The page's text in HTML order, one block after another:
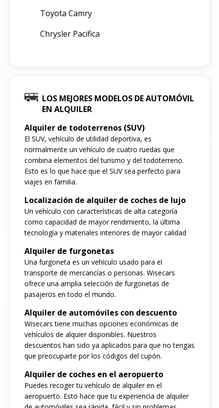
Toyota Camry
Chrysler Pacifica
LOS MEJORES MODELOS DE AUTOMÓVIL
EN ALQUILER
Alquiler de todoterrenos (SUV)
El SUV, vehículo de utilidad deportiva, es
normalmente un vehículo de cuatro ruedas que
combina elementos del turismo y del todoterreno.
Esto es lo que hace que el SUV sea perfecto para
viajes en familia.
Localización de alquiler de coches de lujo
Un vehículo con características de alta categoría
como capacidad de mayor rendimiento, la última
tecnología y materiales interiores de mayor calidad
Alquiler de furgonetas
Una furgoneta es un vehículo usado para el
transporte de mercancías o personas. Wisecars
ofrece una amplia selección de furgonetas de
pasajeros en todo el mundo.
Alquiler de automóviles con descuento
Wisecars tiene muchas opciones económicas de
vehículos de alquier disponibles. Nuestros
descuentos han sido ya aplicados para que no tengas
que preocuparte por los códigos del cupón.
Alquiler de coches en el aeropuerto
Puedes recoger tu vehículo de alquiler en el
aeropuerto. Esto hace que tu experiencia de alquiler